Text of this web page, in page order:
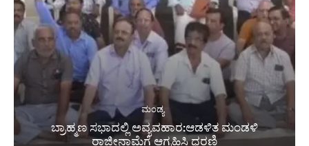
ಮಂಡ್ಯ
ಬ್ರಾಹ್ಮಣ ಸಭಾದಲ್ಲಿ ಅವ್ಯವಹಾರ:ಆಡಳಿತ ಮಂಡಳಿ
ರಾಜೀನಾಮೆಗೆ ಆಗ್ರಹಿಸಿ ಧರಣಿ